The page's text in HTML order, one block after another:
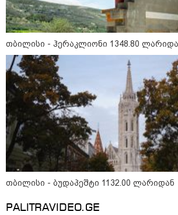
შეიძინე ალდაგის სამოგზაურო
მიიღე გაორმაგებული ინტერნეტი
სპორტი
თბილისი - ჰერაკლიონი 1348.80
თბილისი - ბუდაპეშტი 1132.00 ლარიდან
PALITRAVIDEO.GE